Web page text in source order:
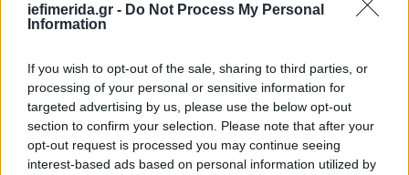
iefimerida.gr - Do Not Process My Personal
Information
If you wish to opt-out of the sale, sharing to third parties, or
processing of your personal or sensitive information for
targeted advertising by us, please use the below opt-out
section to confirm your selection. Please note that after your
opt-out request is processed you may continue seeing
interest-based ads based on personal information utilized by